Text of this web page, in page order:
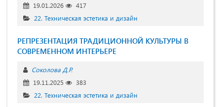
19.01.2026
417
22. Техническая эстетика и дизайн
РЕПРЕЗЕНТАЦИЯ ТРАДИЦИОННОЙ КУЛЬТУРЫ В
СОВРЕМЕННОМ ИНТЕРЬЕРЕ
Соколова Д.Р.
19.11.2025
383
22. Техническая эстетика и дизайн